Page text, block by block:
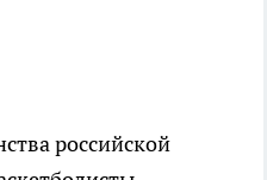
российской